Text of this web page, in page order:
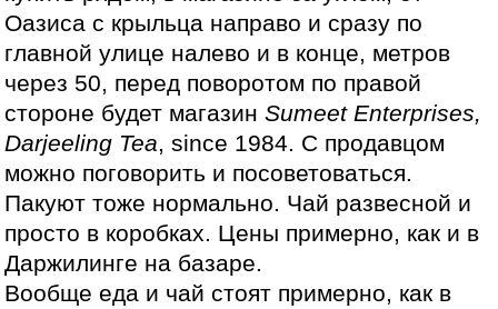
Оазиса с крыльца направо и сразу по
главной улице налево и в конце, метров
через 50, перед поворотом по правой
стороне будет магазинSumeet Enterprises,
Darjeeling Tea, since 1984. С продавцом
можно поговорить и посоветоваться.
Пакуют тоже нормально. Чай развесной и
просто в коробках. Цены примерно, как и в
Даржилинге на базаре.
Вообще еда и чай стоят примерно, как в